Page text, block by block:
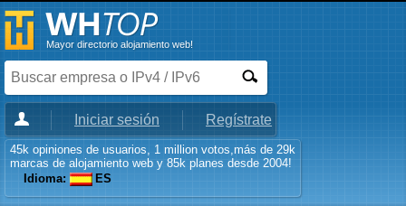
Mayor directorio alojamiento web!
Iniciar sesión Regístrate
45k opiniones de usuarios, 1 million votos,más de 29k
marcas de alojamiento web y 85k planes desde 2004!
Idioma:
ES